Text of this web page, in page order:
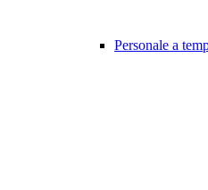
Personale a